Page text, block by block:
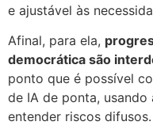
e ajustável às
Afinal, para ela,
democrática são
ponto que é possível
de IA de ponta,
entender riscos difusos.